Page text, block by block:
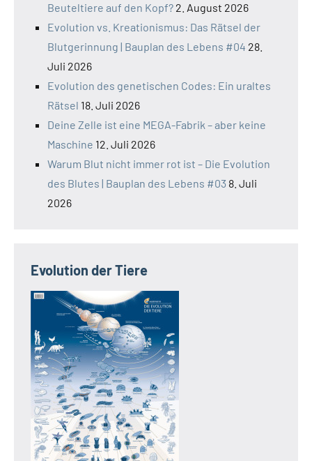
Beuteltiere auf den Kopf? 2. August 2026
Evolution vs. Kreationismus: Das Rätsel der
Blutgerinnung | Bauplan des Lebens #04 28.
Juli 2026
Evolution des genetischen Codes: Ein uraltes
Rätsel 18. Juli 2026
Deine Zelle ist eine MEGA-Fabrik – aber keine
Maschine 12. Juli 2026
Warum Blut nicht immer rot ist – Die Evolution
des Blutes | Bauplan des Lebens #03 8. Juli
2026
Evolution der Tiere